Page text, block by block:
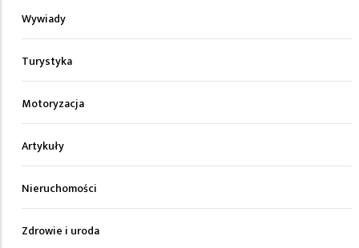
Wywiady
Turystyka
Motoryzacja
Artykuły
Nieruchomości
Zdrowie i uroda